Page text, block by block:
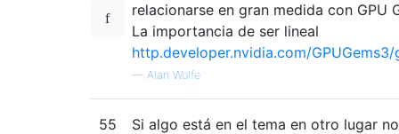
relacionarse en gran medida con GPU
La importancia de ser lineal
http.developer.nvidia.com/
— Alan Wolfe
55
Si algo está en el tema en otro lugar